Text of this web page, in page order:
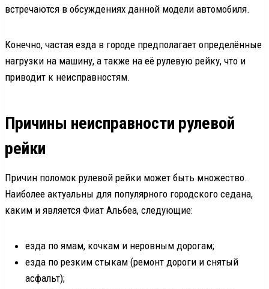
встречаются в обсуждениях данной модели автомобиля.
Конечно, частая езда в городе предполагает определённые
нагрузки на машину, а также на её рулевую рейку, что и
приводит к неисправностям.
Причины неисправности рулевой
рейки
Причин поломок рулевой рейки может быть множество.
Наиболее актуальны для популярного городского седана,
каким и является Фиат Альбеа, следующие:
езда по ямам, кочкам и неровным дорогам;
езда по резким стыкам (ремонт дороги и снятый
асфальт);